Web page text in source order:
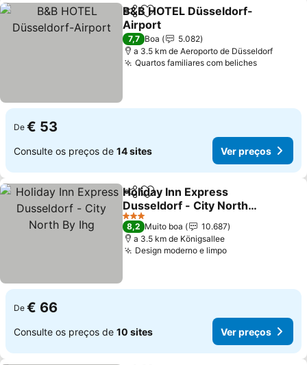
PartilharAdicionar aos favoritos
B&B HOTEL Düsseldorf-
Airport
Ver preços
7,7 Boa
5.082
a 3.5 km de Aeroporto de Düsseldorf
Quartos familiares com belichesVer
De € 53
Consulte os preços de 14 sites Ver preços
PartilharAdicionar aos favoritos
Holiday Inn Express
Dusseldorf - City North
By Ihg
Ver preços
3 Estrelas
8,2 Muito boa
10.687
a 3.5 km de Königsallee
Design moderno e limpoVer preços
De € 66
Consulte os preços de 10 sites Ver preços